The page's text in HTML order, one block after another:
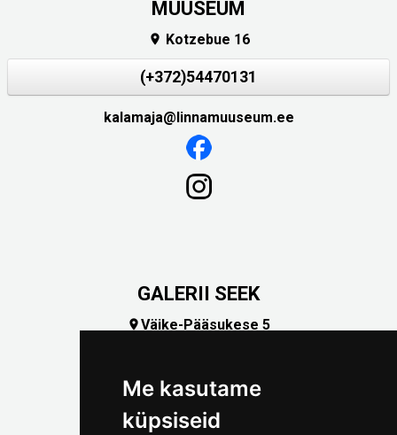
Me kasutame
küpsiseid
MUUSEUM
 Kotzebue 16
(+372)54470131
kalamaja@linnamuuseum.ee
GALERII SEEK
Väike-Pääsukese 5